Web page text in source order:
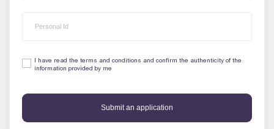
I have read the terms and conditions and confirm the authenticity of the
information provided by me
Submit an application